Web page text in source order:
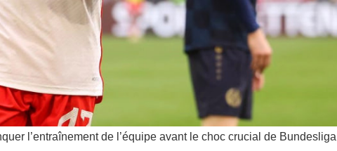
l’entraînement de l’équipe avant le choc crucial de Bundesliga